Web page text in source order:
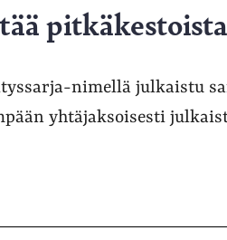
nimellä julkaistu
yhtäjaksoisesti